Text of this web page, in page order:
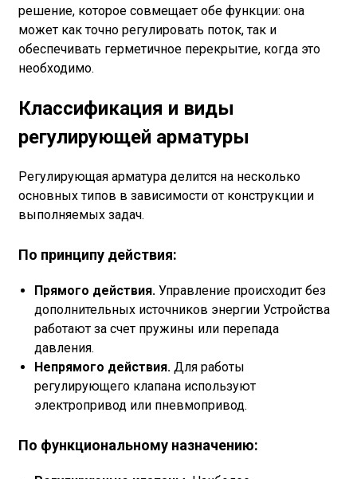
решение, которое совмещает обе функции: она
может как точно регулировать поток, так и
обеспечивать герметичное перекрытие, когда это
необходимо.
Классификация и виды
регулирующей арматуры
Регулирующая арматура делится на несколько
основных типов в зависимости от конструкции и
выполняемых задач.
По принципу действия:
Прямого действия. Управление происходит без
дополнительных источников энергии Устройства
работают за счет пружины или перепада
давления.
Непрямого действия. Для работы
регулирующего клапана используют
электропривод или пневмопривод.
По функциональному назначению: